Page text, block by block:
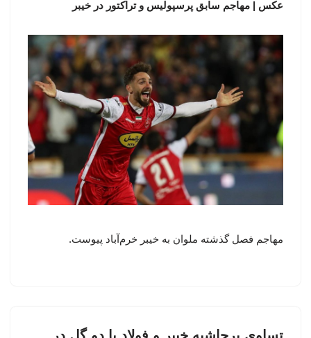
عکس | مهاجم سابق پرسپولیس و تراکتور در خیبر
مهاجم فصل گذشته ملوان به خیبر خرم‌آباد پیوست.